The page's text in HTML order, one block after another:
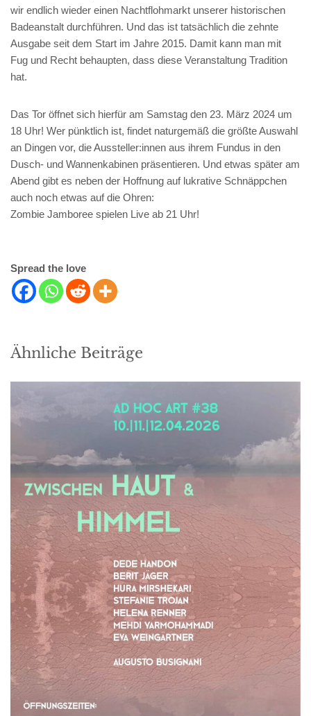
wir endlich wieder einen Nachtflohmarkt unserer historischen
Badeanstalt durchführen. Und das ist tatsächlich die zehnte
Ausgabe seit dem Start im Jahre 2015. Damit kann man mit
Fug und Recht behaupten, dass diese Veranstaltung Tradition
hat.
Das Tor öffnet sich hierfür am Samstag den 23. März 2024 um
18 Uhr! Wer pünktlich ist, findet naturgemäß die größte Auswahl
an Dingen vor, die Aussteller:innen aus ihrem Fundus in den
Dusch- und Wannenkabinen präsentieren. Und etwas später am
Abend gibt es neben der Hoffnung auf lukrative Schnäppchen
auch noch etwas auf die Ohren:
Zombie Jamboree spielen Live ab 21 Uhr!
Spread the love
Ähnliche Beiträge